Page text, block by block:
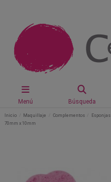
Menú Búsqueda
Inicio Maquillaje Complementos Esponjas
70mm x 10mm